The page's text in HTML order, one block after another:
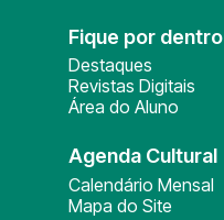
Fique por dentro
Destaques
Revistas Digitais
Área do Aluno
Agenda Cultural
Calendário Mensal
Mapa do Site